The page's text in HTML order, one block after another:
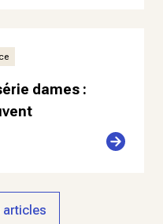
dames :
articles